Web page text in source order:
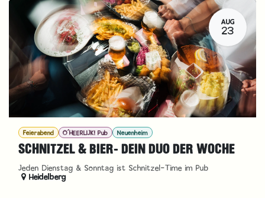
AUG
23
Feierabend O´HEERLIJK! Pub Neuenheim
SCHNITZEL & BIER- DEIN DUO DER WOCHE
Jeden Dienstag & Sonntag ist Schnitzel-Time im Pub
Heidelberg